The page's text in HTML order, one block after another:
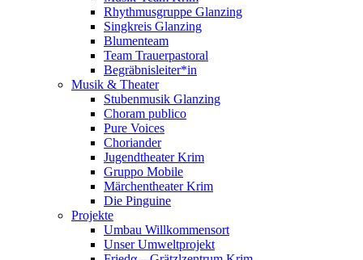
Rhythmusgruppe Glanzing
Singkreis Glanzing
Blumenteam
Team Trauerpastoral
Begräbnisleiter*in
Musik & Theater
Stubenmusik Glanzing
Choram publico
Pure Voices
Choriander
Jugendtheater Krim
Gruppo Mobile
Märchentheater Krim
Die Pinguine
Projekte
Umbau Willkommensort
Unser Umweltprojekt